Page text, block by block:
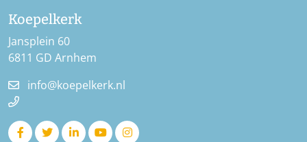
Koepelkerk
Jansplein 60
6811 GD Arnhem
info@koepelkerk.nl